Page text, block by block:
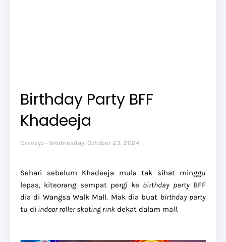
Birthday Party BFF
Khadeeja
Carneyz Wednesday, October 23, 2024
Sehari sebelum Khadeeja mula tak sihat minggu
lepas, kiteorang sempat pergi ke birthday partyBFF
dia di Wangsa Walk Mall. Mak dia buat birthday party
tu di indoor roller skating rink dekat dalam mall.